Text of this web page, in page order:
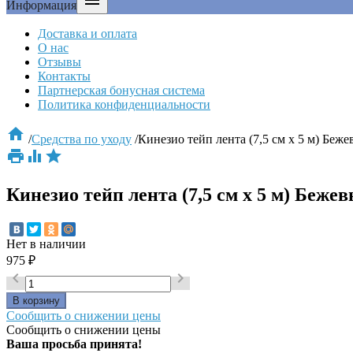
Информация
Доставка и оплата
О нас
Отзывы
Контакты
Партнерская бонусная система
Политика конфиденциальности
 /Средства по уходу /Кинезио тейп лента (7,5 см х 5 м)
  
Кинезио тейп лента (7,5 см х 5 м)
Нет в наличии
975 ₽
 
Сообщить о снижении цены
Сообщить о снижении цены
Ваша просьба принята!